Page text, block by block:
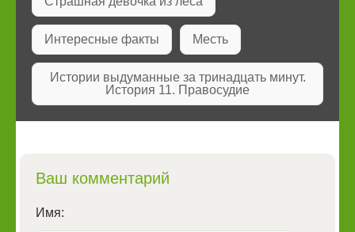
Интересные факты Месть
Истории выдуманные за тринадцать минут.
История 11. Правосудие
Ваш комментарий
Имя: